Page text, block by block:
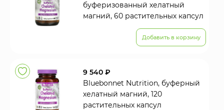
буферизованный хелатный
магний, 60 растительных капсул
Добавить в корзину
9 540 ₽
Bluebonnet Nutrition, буферный
хелатный магний, 120
растительных капсул